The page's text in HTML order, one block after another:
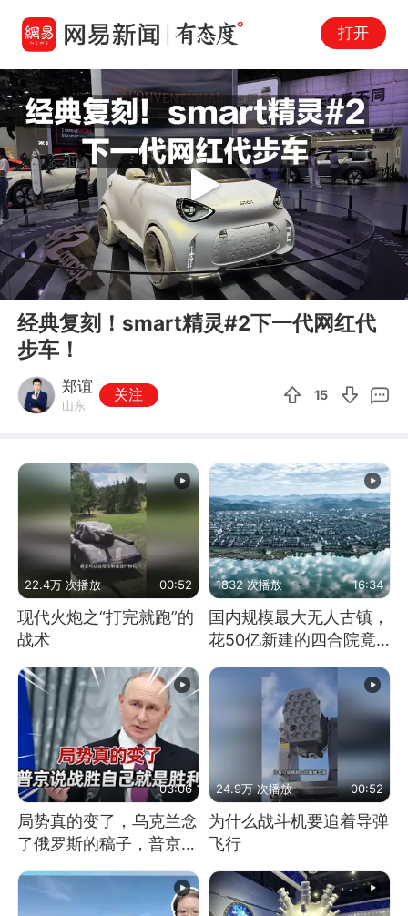
打开
00:00 02:03
Play
经典复刻！smart精灵#2下一代网红代
步车！
郑谊
山东
关注 15
22.4万 次播放 00:52
现代火炮之“打完就跑”的
战术
1832 次播放 16:34
国内规模最大无人古镇，
花50亿新建的四合院竟
没人住，发生了啥
03:06
局势真的变了，乌克兰念
了俄罗斯的稿子，普京说
24.9万 次播放 00:52
为什么战斗机要追着导弹
飞行